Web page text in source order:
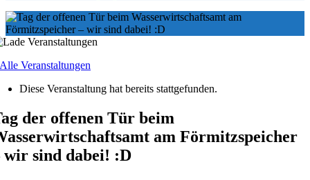
Veranstaltungen
Diese Veranstaltung hat bereits stattgefunden.
der offenen Tür beim
am Förmitzspeicher
wir sind dabei! :D